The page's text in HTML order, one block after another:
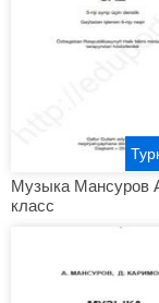
Музыка Мансуров
класс